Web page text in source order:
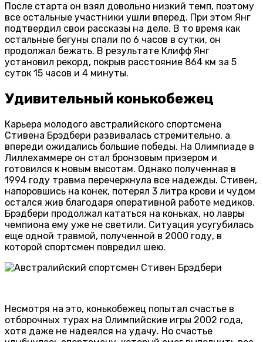
После старта он взял довольно низкий темп, поэтому
все остальные участники ушли вперед. При этом Янг
подтвердил свои рассказы на деле. В то время как
остальные бегуны спали по 6 часов в сутки, он
продолжал бежать. В результате Клифф Янг
установил рекорд, покрыв расстояние 864 км за 5
суток 15 часов и 4 минуты.
Удивительный конькобежец
Карьера молодого австралийского спортсмена
Стивена Брэдбери развивалась стремительно, а
впереди ожидались большие победы. На Олимпиаде в
Лиллехаммере он стал бронзовым призером и
готовился к новым высотам. Однако полученная в
1994 году травма перечеркнула все надежды. Стивен,
напоровшись на конек, потерял 3 литра крови и чудом
остался жив благодаря оперативной работе медиков.
Брэдбери продолжал кататься на коньках, но лавры
чемпиона ему уже не светили. Ситуация усугубилась
еще одной травмой, полученной в 2000 году, в
которой спортсмен повредил шею.
Несмотря на это, конькобежец попытал счастье в
отборочных турах на Олимпийские игры 2002 года,
хотя даже не надеялся на удачу. Но счастье